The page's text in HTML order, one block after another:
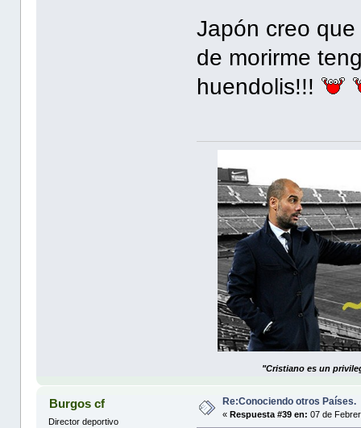
Japón creo
de morirme
huendolis!!!
"Cristiano es un
Burgos cf
Director deportivo
Re:Conociendo otros Países.
« Respuesta #39 en: 07 de